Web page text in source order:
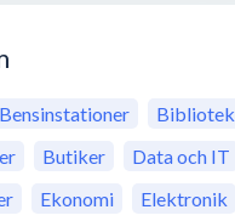
Bensinstationer Bibliotek
Butiker
Data och IT
Ekonomi Elektronik